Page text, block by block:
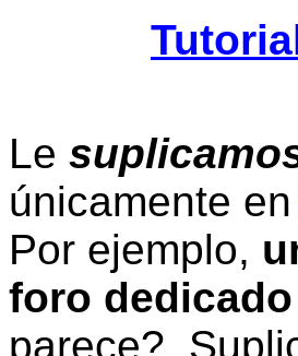
Le
únicamente en
Por ejemplo,
foro
parece?